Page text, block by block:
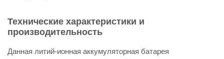
Технические характеристики и
производительность
Данная литий-ионная аккумуляторная батарея